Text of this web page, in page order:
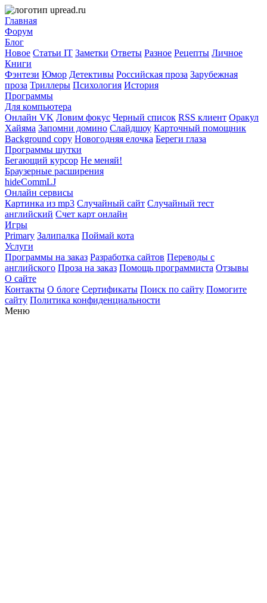
Главная
Форум
Блог
Новое Статьи IT Заметки Ответы Разное Рецепты Личное
Книги
Фэнтези Юмор Детективы Российская проза Зарубежная
проза Триллеры Психология История
Программы
Для компьютера
Онлайн VK Ловим фокус Черный список RSS клиент Оракул
Хайяма Запомни домино Слайдшоу Карточный помощник
Background copy Новогодняя елочка Береги глаза
Программы шутки
Бегающий курсор Не меняй!
Браузерные расширения
hideCommLJ
Онлайн сервисы
Картинка из mp3 Случайный сайт Случайный тест
английский Счет карт онлайн
Игры
Primary Залипалка Поймай кота
Услуги
Программы на заказ Разработка сайтов Переводы с
английского Проза на заказ Помощь программиста Отзывы
О сайте
Контакты О блоге Сертификаты Поиск по сайту Помогите
сайту Политика конфиденциальности
Меню